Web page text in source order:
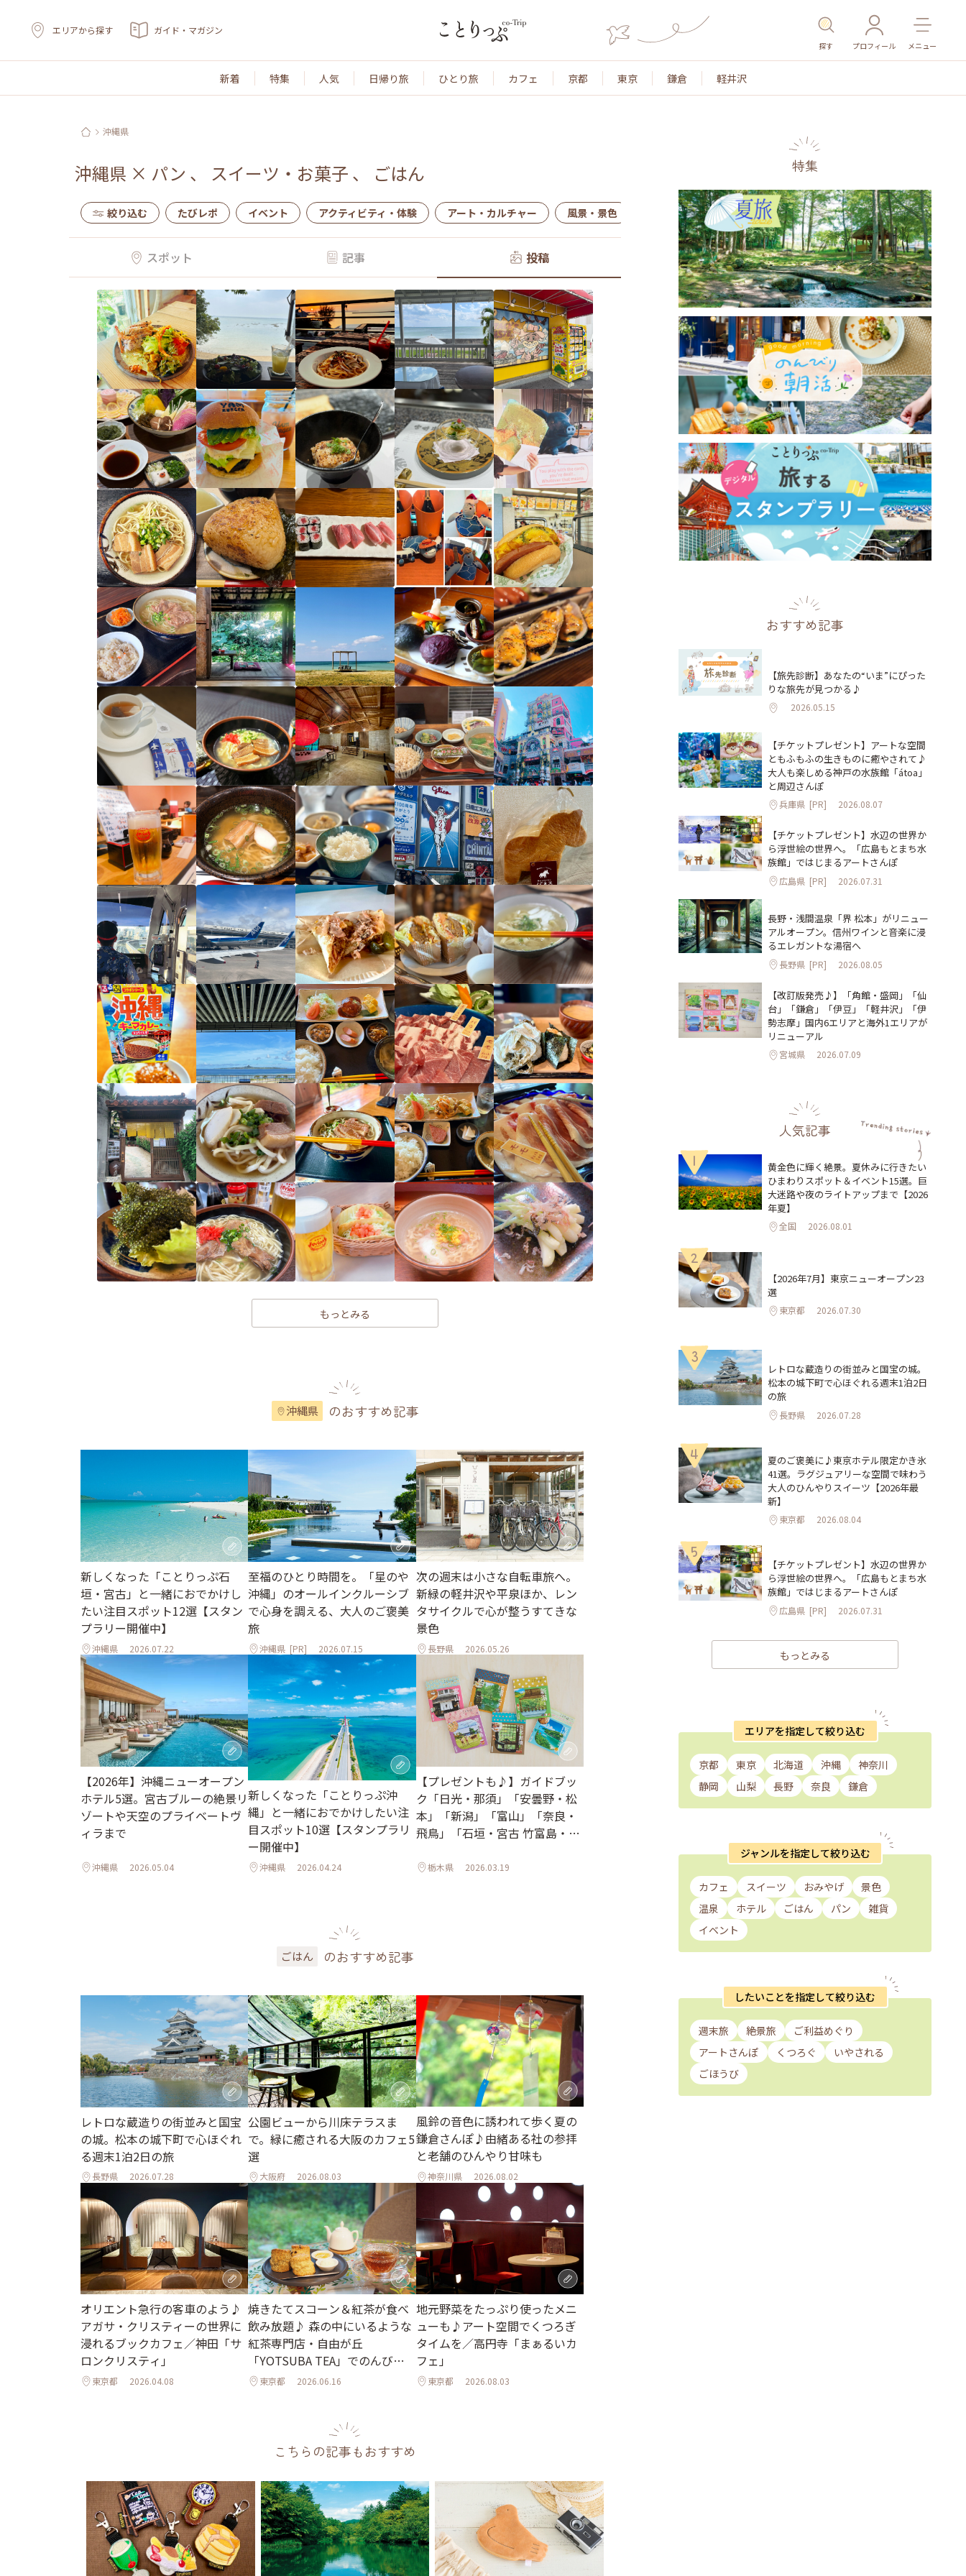
エリアから探す ガイド・マガジン
探す プロフィール メニュー
新着 特集 人気 日帰り旅 ひとり旅 カフェ 京都 東京 鎌倉 軽井沢
沖縄県
沖縄県 × パン 、 スイーツ・お菓子 、 ごはん
絞り込む たびレポ イベント アクティビティ・体験 アート・カルチャー 風景・景色 名所・旧跡 温泉・スパ その他施設 ごはん
スポット 記事 投稿
もっとみる
沖縄県 のおすすめ記事
新しくなった「ことりっぷ石
垣・宮古」と一緒におでかけし
たい注目スポット12選【スタン
プラリー開催中】
沖縄県 2026.07.22
至福のひとり時間を。「星のや
沖縄」のオールインクルーシブ
で心身を調える、大人のご褒美
旅
沖縄県 [PR] 2026.07.15
次の週末は小さな自転車旅へ。
新緑の軽井沢や平泉ほか、レン
タサイクルで心が整うすてきな
景色
長野県 2026.05.26
【2026年】沖縄ニューオープン
ホテル5選。宮古ブルーの絶景リ
ゾートや天空のプライベートヴ
ィラまで
沖縄県 2026.05.04
新しくなった「ことりっぷ沖
縄」と一緒におでかけしたい注
目スポット10選【スタンプラリ
ー開催中】
沖縄県 2026.04.24
【プレゼントも♪】ガイドブッ
ク「日光・那須」「安曇野・松
本」「新潟」「富山」「奈良・
飛鳥」「石垣・宮古 竹富島・西
栃木県 2026.03.19
ごはん のおすすめ記事
レトロな蔵造りの街並みと国宝
の城。松本の城下町で心ほぐれ
る週末1泊2日の旅
長野県 2026.07.28
公園ビューから川床テラスま
で。緑に癒される大阪のカフェ5
選
大阪府 2026.08.03
風鈴の音色に誘われて歩く夏の
鎌倉さんぽ♪由緒ある社の参拝
と老舗のひんやり甘味も
神奈川県 2026.08.02
オリエント急行の客車のよう♪
アガサ・クリスティーの世界に
浸れるブックカフェ／神田「サ
ロンクリスティ」
東京都 2026.04.08
焼きたてスコーン＆紅茶が食べ
飲み放題♪ 森の中にいるような
紅茶専門店・自由が丘
「YOTSUBA TEA」でのんびり
時間東京都 2026.06.16
地元野菜をたっぷり使ったメニ
ューも♪アート空間でくつろぎ
タイムを／高円寺「まぁるいカ
フェ」
東京都 2026.08.03
こちらの記事もおすすめ
特集
おすすめ記事
【旅先診断】あなたの“いま”にぴった
りな旅先が見つかる♪
2026.05.15
【チケットプレゼント】アートな空間
ともふもふの生きものに癒やされて♪
大人も楽しめる神戸の水族館「átoa」
と周辺さんぽ
兵庫県 [PR] 2026.08.07
【チケットプレゼント】水辺の世界か
ら浮世絵の世界へ。「広島もとまち水
族館」ではじまるアートさんぽ
広島県 [PR] 2026.07.31
長野・浅間温泉「界 松本」がリニュー
アルオープン。信州ワインと音楽に浸
るエレガントな湯宿へ
長野県 [PR] 2026.08.05
【改訂版発売♪】「角館・盛岡」「仙
台」「鎌倉」「伊豆」「軽井沢」「伊
勢志摩」国内6エリアと海外1エリアが
リニューアル
宮城県 2026.07.09
人気記事
1
黄金色に輝く絶景。夏休みに行きたい
ひまわりスポット＆イベント15選。巨
大迷路や夜のライトアップまで【2026
年夏】
全国 2026.08.01
2
【2026年7月】東京ニューオープン23
選
東京都 2026.07.30
3
レトロな蔵造りの街並みと国宝の城。
松本の城下町で心ほぐれる週末1泊2日
の旅
長野県 2026.07.28
4
夏のご褒美に♪東京ホテル限定かき氷
41選。ラグジュアリーな空間で味わう
大人のひんやりスイーツ【2026年最
新】
東京都 2026.08.04
5
【チケットプレゼント】水辺の世界か
ら浮世絵の世界へ。「広島もとまち水
族館」ではじまるアートさんぽ
広島県 [PR] 2026.07.31
もっとみる
エリアを指定して絞り込む
京都 東京 北海道 沖縄
神奈川
静岡
山梨 長野 奈良 鎌倉
ジャンルを指定して絞り込む
カフェ スイーツ おみやげ
景色
温泉
ホテル ごはん パン
雑貨
イベント
したいことを指定して絞り込む
週末旅 絶景旅
ご利益めぐり
アートさんぽ
くつろぐ
いやされる
ごほうび